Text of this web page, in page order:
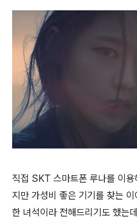
직접 SKT 스마트폰 루나를 이용
지만 가성비 좋은 기기를 찾는
한 녀석이라 전해드리기도 했는